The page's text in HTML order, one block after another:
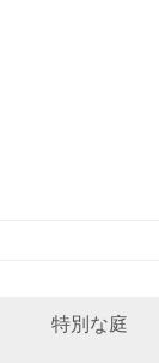
特別な庭